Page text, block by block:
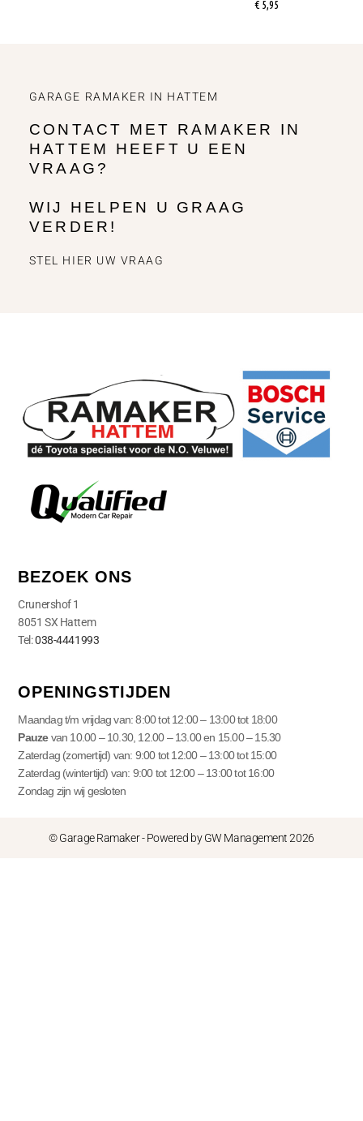
€5,95
GARAGE RAMAKER IN HATTEM
CONTACT MET RAMAKER IN
HATTEM HEEFT U EEN
VRAAG?
WIJ HELPEN U GRAAG
VERDER!
STEL HIER UW VRAAG
BEZOEK ONS
Crunershof 1
8051 SX Hattem
Tel:038-4441993
OPENINGSTIJDEN
Maandag t/m vrijdag van: 8:00 tot 12:00 – 13:00 tot 18:00
Pauzevan 10.00 – 10.30, 12.00 – 13.00 en 15.00 – 15.30
Zaterdag (zomertijd) van: 9:00 tot 12:00 – 13:00 tot 15:00
Zaterdag (wintertijd) van: 9:00 tot 12:00 – 13:00 tot 16:00
Zondag zijn wij gesloten
© Garage Ramaker - Powered by GW Management 2026